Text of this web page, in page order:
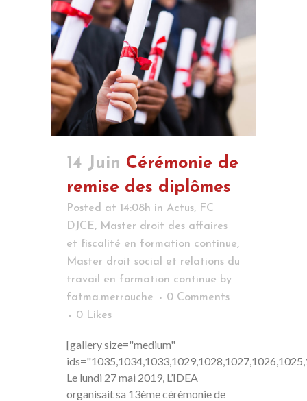
14 Juin Cérémonie de
remise des diplômes
Posted at 14:08h in Actus, FC
DJCE, Master droit des affaires
et fiscalité en formation continue,
Master droit social et relations du
travail en formation continue by
fatma.merrouche
0 Comments
0 Likes
[gallery size="medium"
Le lundi 27 mai 2019, L’IDEA
organisait sa 13ème cérémonie de